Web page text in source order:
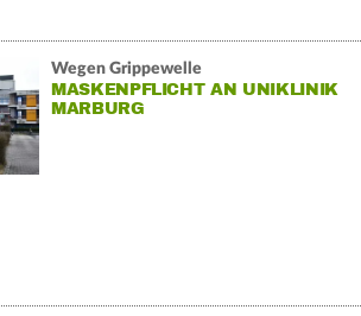
Wegen Grippewelle
MASKENPFLICHT AN UNIKLINIK
MARBURG